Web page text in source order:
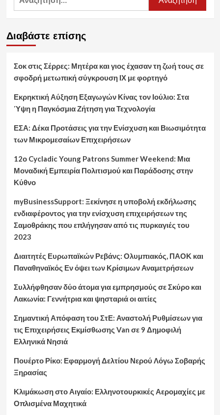
Διαβάστε επίσης
Σοκ στις Σέρρες: Μητέρα και γιος έχασαν τη ζωή τους σε
σφοδρή μετωπική σύγκρουση ΙΧ με φορτηγό
Εκρηκτική Αύξηση Εξαγωγών Κίνας τον Ιούλιο: Στα
Ύψη η Παγκόσμια Ζήτηση για Τεχνολογία
ΕΣΑ: Δέκα Προτάσεις για την Ενίσχυση και Βιωσιμότητα
των Μικρομεσαίων Επιχειρήσεων
12ο Cycladic Young Patrons Summer Weekend: Μια
Μοναδική Εμπειρία Πολιτισμού και Παράδοσης στην
Κύθνο
myBusinessSupport: Ξεκίνησε η υποβολή εκδήλωσης
ενδιαφέροντος για την ενίσχυση επιχειρήσεων της
Σαμοθράκης που επλήγησαν από τις πυρκαγιές του
2023
Διαιτητές Ευρωπαϊκών Ρεβάνς: Ολυμπιακός, ΠΑΟΚ και
Παναθηναϊκός Εν όψει των Κρίσιμων Αναμετρήσεων
Συλλήφθησαν δύο άτομα για εμπρησμούς σε Σκύρο και
Λακωνία: Γεννήτρια και ψησταριά οι αιτίες
Σημαντική Απόφαση του ΣτΕ: Αναστολή Ρυθμίσεων για
τις Επιχειρήσεις Εκμίσθωσης Van σε 9 Δημοφιλή
Ελληνικά Νησιά
Πουέρτο Ρίκο: Εφαρμογή Δελτίου Νερού Λόγω Σοβαρής
Ξηρασίας
Κλιμάκωση στο Αιγαίο: Ελληνοτουρκικές Αερομαχίες με
Οπλισμένα Μαχητικά